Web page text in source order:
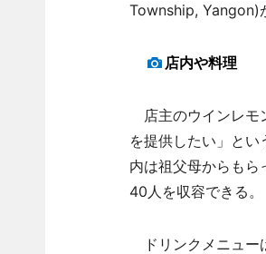
Township, Yangon)
店内や料理
店主のウインレモ
を提供したい」と
内は祖父母からも
40人を収容できる。
ドリンクメニュー